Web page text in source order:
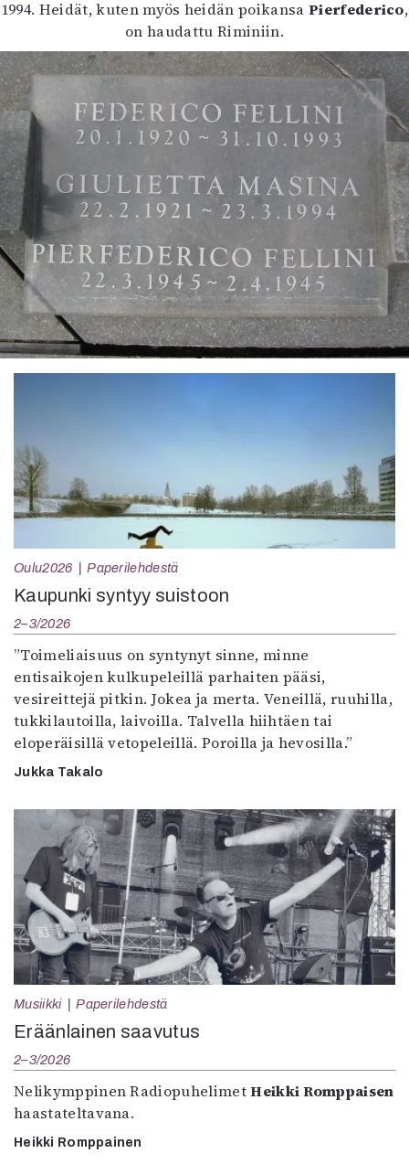
1994. Heidät, kuten myös heidän poikansa Pierfederico,
on haudattu Riminiin.
Oulu2026 Paperilehdestä
Kaupunki syntyy suistoon
2–3/2026
”Toimeliaisuus on syntynyt sinne, minne
entisaikojen kulkupeleillä parhaiten pääsi,
vesireittejä pitkin. Jokea ja merta. Veneillä, ruuhilla,
tukkilautoilla, laivoilla. Talvella hiihtäen tai
eloperäisillä vetopeleillä. Poroilla ja hevosilla.”
Jukka Takalo
Musiikki Paperilehdestä
Eräänlainen saavutus
2–3/2026
Nelikymppinen RadiopuhelimetHeikki Romppaisen
haastateltavana.
Heikki Romppainen